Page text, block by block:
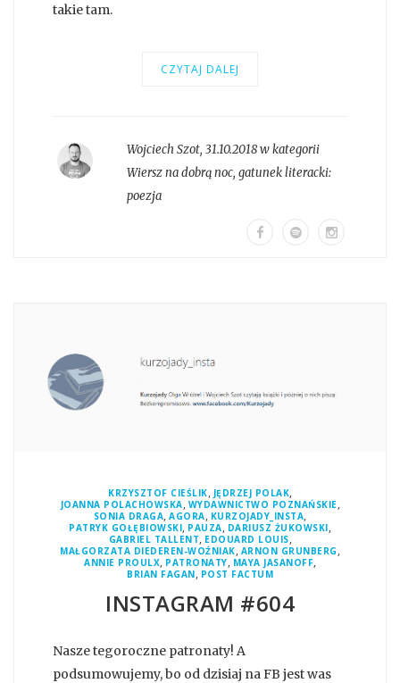
takie tam.
CZYTAJ DALEJ
Wojciech Szot, 31.10.2018 w kategorii
Wiersz na dobrą noc, gatunek literacki:
poezja
KRZYSZTOF CIEŚLIK, JĘDRZEJ POLAK,
JOANNA POLACHOWSKA, WYDAWNICTWO POZNAŃSKIE,
SONIA DRAGA,AGORA, KURZOJADY_INSTA,
PATRYK GOŁĘBIOWSKI, PAUZA, DARIUSZ ŻUKOWSKI,
GABRIEL TALLENT, EDOUARD LOUIS,
MAŁGORZATA DIEDEREN-WOŹNIAK, ARNON GRUNBERG ,
ANNIE PROULX, PATRONATY, MAYA JASANOFF,
BRIAN FAGAN, POST FACTUM
INSTAGRAM #604
Nasze tegoroczne patronaty! A
podsumowujemy, bo od dzisiaj na FB jest was